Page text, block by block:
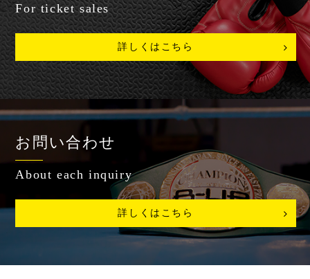
For ticket sales
詳しくはこちら
お問い合わせ
About each inquiry
詳しくはこちら